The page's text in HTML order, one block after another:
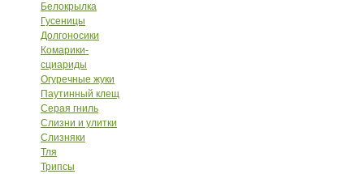
Белокрылка
Гусеницы
Долгоносики
Комарики-
сциариды
Огуречные жуки
Паутинный клещ
Серая гниль
Слизни и улитки
Слизняки
Тля
Трипсы